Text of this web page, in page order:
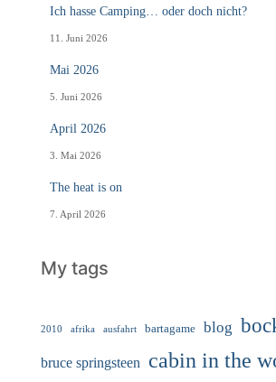
Ich hasse Camping… oder doch nicht?
11. Juni 2026
Mai 2026
5. Juni 2026
April 2026
3. Mai 2026
The heat is on
7. April 2026
My tags
2010 afrika ausfahrt bartagame blog
bruce springsteen
cabin in the